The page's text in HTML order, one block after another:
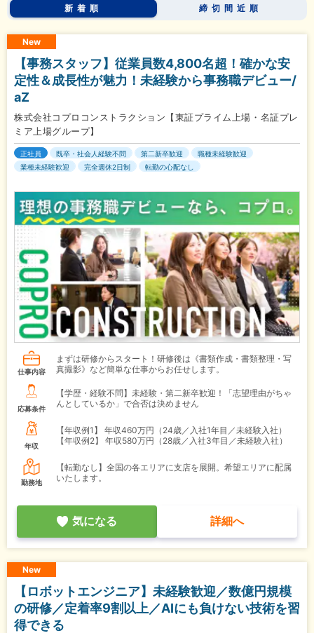
新着順 締切間近順
New
【事務スタッフ】従業員数4,800名超！確かな安
定性＆成長性が魅力！未経験から事務職デビュー/
aZ
株式会社コプロコンストラクション【東証プライム上場・名証プレ
ミア上場グループ】
正社員 既卒・社会人経験不問 第二新卒歓迎
職種未経験歓迎
業種未経験歓迎
完全週休2日制 転勤の心配なし
仕事内容
まずは研修からスタート！研修後は《書類作成・書類整理・写
真撮影》など簡単な仕事からお任せします。
応募条件
【学歴・経験不問】未経験・第二新卒歓迎！「志望理由がちゃ
んとしているか」で合否は決めません
年収
【年収例1】
年収460万円（24歳／入社1年目／未経験入社）
【年収例2】
年収580万円（28歳／入社3年目／未経験入社）
勤務地
【転勤なし】全国の各エリアに支店を展開。希望エリアに配属
いたします。
気になる 詳細へ
New
【ロボットエンジニア】未経験歓迎／数億円規模
の研修／定着率9割以上／AIにも負けない技術を習
得できる